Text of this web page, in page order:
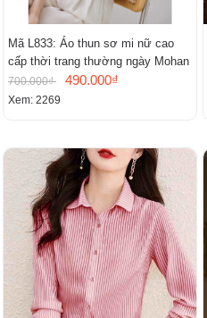
Mã L833: Áo thun sơ mi nữ cao
cấp thời trang thường ngày Mohan
700.000₫ 490.000₫
Xem: 2269